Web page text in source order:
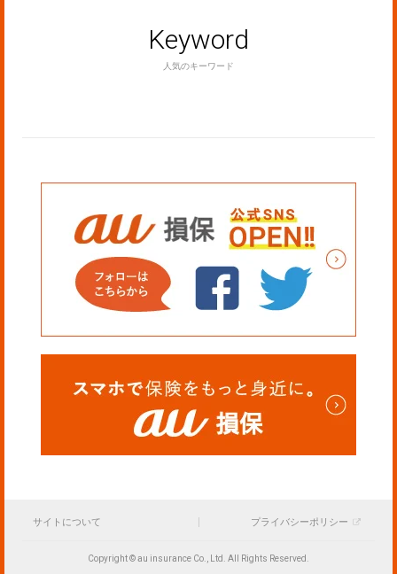
Keyword
人気のキーワード
サイトについて プライバシーポリシー
Copyright © au insurance Co., Ltd. All Rights Reserved.